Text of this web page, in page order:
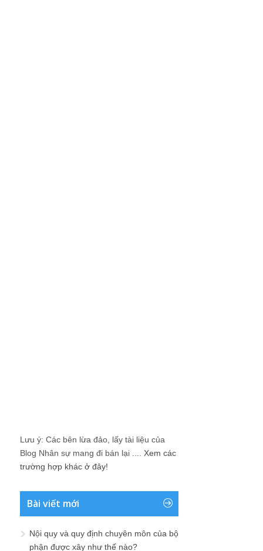
Lưu ý: Các bên lừa đảo, lấy tài liệu của
Blog Nhân sự mang đi bán lại .... Xem các
trường hợp khác ở đây!
Bài viết mới
Nội quy và quy định chuyên môn của bộ
phận được xây như thế nào?